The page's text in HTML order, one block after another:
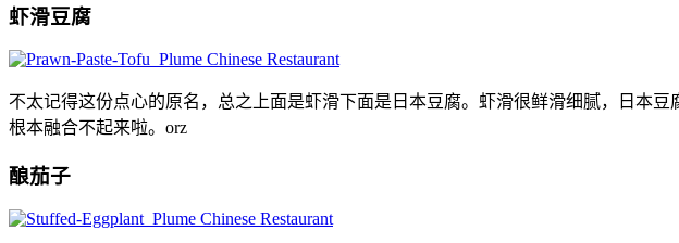
虾滑豆腐
不太记得这份点心的原名，总之上面是虾滑下面是日本豆腐。虾滑很鲜滑细腻，日本
根本融合不起来啦。orz
酿茄子